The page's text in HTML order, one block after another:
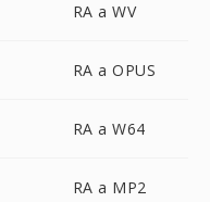
RA a WV
RA a OPUS
RA a W64
RA a MP2